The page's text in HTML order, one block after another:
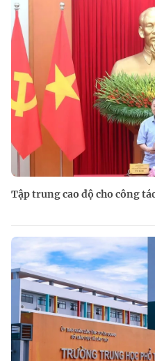
Tập trung cao độ cho công